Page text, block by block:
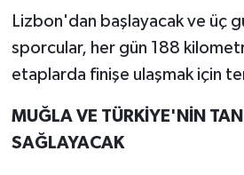
Lizbon'dan başlayacak ve üç
sporcular, her gün 188
etaplarda finişe ulaşmak için
MUĞLA VE TÜRKİYE'NİN
SAĞLAYACAK